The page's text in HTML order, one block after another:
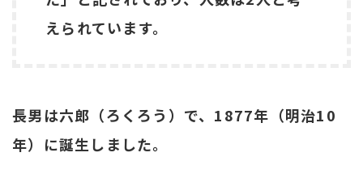
えられています。
長男は六郎（ろくろう）で、1877年（明治10
年）に誕生しました。